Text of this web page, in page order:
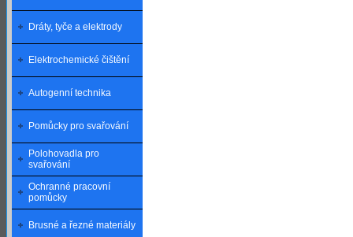
Dráty, tyče a elektrody
Elektrochemické čištění
Autogenní technika
Pomůcky pro svařování
Polohovadla pro
svařování
Ochranné pracovní
pomůcky
Brusné a řezné materiály